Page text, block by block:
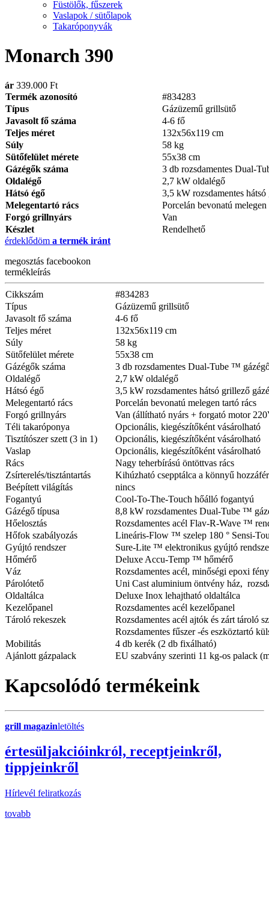
Füstölők, fűszerek
Vaslapok / sütőlapok
Takaróponyvák
Monarch 390
ár 339.000 Ft
Termék azonosító
#834283
Típus
Gázüzemű grillsütő
Javasolt fő száma
4-6 fő
Teljes méret
132x56x119 cm
Súly
58 kg
Sütőfelület mérete
55x38 cm
Gázégők száma
3 db rozsdamentes Dual-
Oldalégő
2,7 kW oldalégő
Hátsó égő
3,5 kW rozsdamentes
Melegentartó rács
Porcelán bevonatú melegen
Forgó grillnyárs
Van
Készlet
Rendelhető
érdeklődöm a termék iránt
megosztás facebookon
termékleírás
Cikkszám
#834283
Típus
Gázüzemű grillsütő
Javasolt fő száma
4-6 fő
Teljes méret
132x56x119 cm
Súly
58 kg
Sütőfelület mérete
55x38 cm
Gázégők száma
3 db rozsdamentes Dual-Tube ™
Oldalégő
2,7 kW oldalégő
Hátsó égő
3,5 kW rozsdamentes hátsó grillező
Melegentartó rács
Porcelán bevonatú melegen tartó rács
Forgó grillnyárs
Van (állítható nyárs + forgató motor
Téli takaróponya
Opcionális, kiegészítőként vásárolható
Tisztítószer szett (3 in 1)
Opcionális, kiegészítőként vásárolható
Vaslap
Opcionális, kiegészítőként vásárolható
Rács
Nagy teherbírású öntöttvas rács
Zsírterelés/tisztántartás
Kihúzható csepptálca a könnyű
Beépített világítás
nincs
Fogantyú
Cool-To-The-Touch hőálló fogantyú
Gázégő típusa
8,8 kW rozsdamentes Dual-Tube ™
Hőelosztás
Rozsdamentes acél Flav-R-Wave ™
Hőfok szabályozás
Lineáris-Flow ™ szelep 180 ° Sensi-
Gyújtó rendszer
Sure-Lite ™ elektronikus gyújtó
Hőmérő
Deluxe Accu-Temp ™ hőmérő
Váz
Rozsdamentes acél, minőségi epoxi
Párolótető
Uni Cast aluminium öntvény ház,
Oldaltálca
Deluxe Inox lehajtható oldaltálca
Kezelőpanel
Rozsdamentes acél kezelőpanel
Tároló rekeszek
Rozsdamentes acél ajtók és zárt tároló
Rozsdamentes fűszer -és eszköztartó
Mobilitás
4 db kerék (2 db fixálható)
Ajánlott gázpalack
EU szabvány szerinti 11 kg-os palack
Kapcsolódó termékeink
grill magazinletöltés
értesüljakcióinkról, receptjeinkről,
tippjeinkről
Hírlevél feliratkozás
tovabb